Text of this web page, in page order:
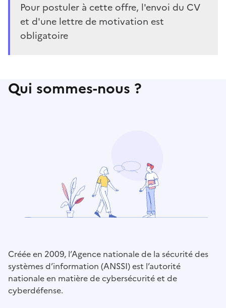
Pour postuler à cette offre, l'envoi du CV
et d'une lettre de motivation est
obligatoire
Qui sommes-nous ?
Créée en 2009, l’Agence nationale de la sécurité des
systèmes d’information (ANSSI) est l’autorité
nationale en matière de cybersécurité et de
cyberdéfense.